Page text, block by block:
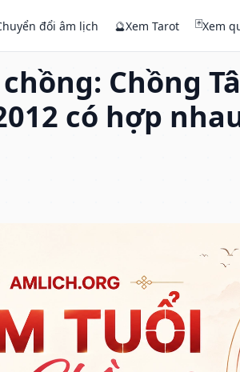
đổi âm lịch 🔮Xem Tarot 🃏Xem
Chồng
có hợp